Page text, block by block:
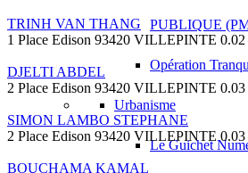
PUBLIQUE
Opération
Urbanisme
Le Guichet
TRINH VAN THANG
1 Place Edison 93420 VILLEPINTE
DJELTI ABDEL
2 Place Edison 93420 VILLEPINTE
SIMON LAMBO STEPHANE
2 Place Edison 93420 VILLEPINTE
BOUCHAMA KAMAL